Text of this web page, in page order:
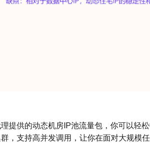
供的动态机房IP池流量包，你可以轻
，支持高并发调用，让你在面对大规模任